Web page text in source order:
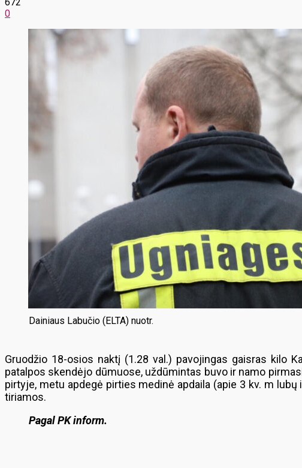
0
Dainiaus Labučio (ELTA) nuotr.
Gruodžio 18-osios naktį (1.28 val.) pavojingas gaisras kilo
patalpos skendėjo dūmuose, uždūmintas buvo ir namo
pirtyje, metu apdegė pirties medinė apdaila (apie 3 kv. m
tiriamos.
Pagal PK inform.